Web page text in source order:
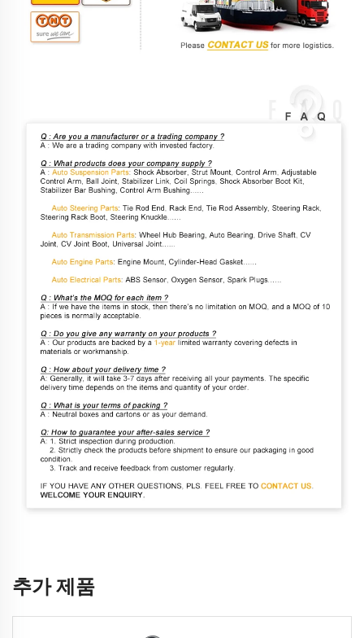
추가 제품